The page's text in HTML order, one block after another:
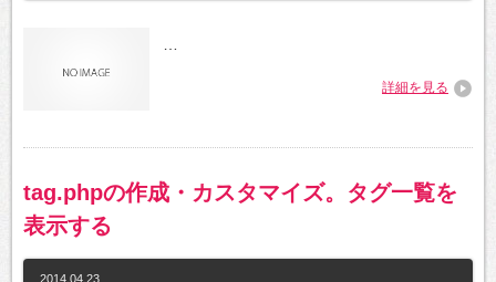
詳細を見る
tag.phpの作成・カスタマイズ。タグ一覧を
表示する
2014.04.23